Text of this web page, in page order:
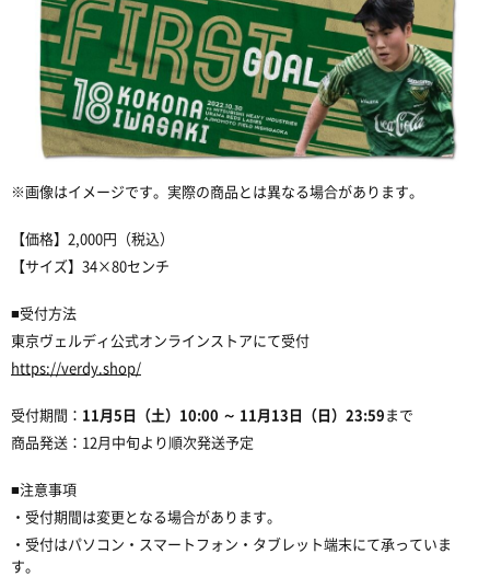
※画像はイメージです。実際の商品とは異なる場合があります。
【価格】2,000円（税込）
【サイズ】34×80センチ
■受付方法
東京ヴェルディ公式オンラインストアにて受付
https://verdy.shop/
受付期間： 11月5日（土）10:00 ～ 11月13日（日）23:59まで
商品発送：12月中旬より順次発送予定
■注意事項
・受付期間は変更となる場合があります。
・受付はパソコン・スマートフォン・タブレット端末にて承っていま
す。